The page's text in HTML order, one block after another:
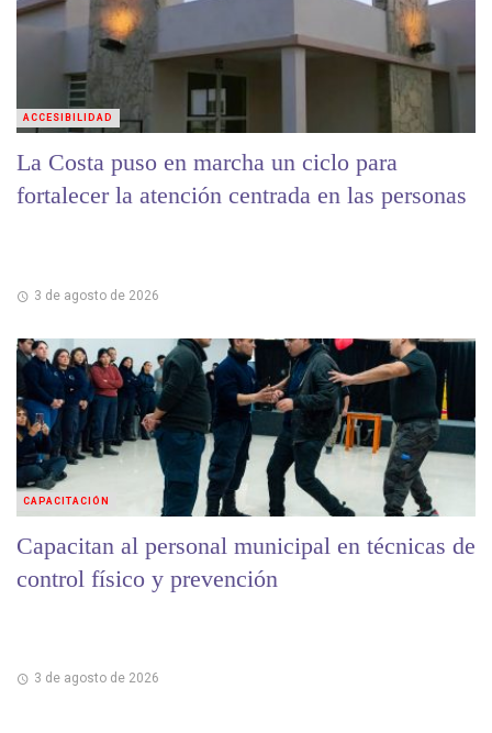
La Costa puso en marcha un ciclo para
fortalecer la atención centrada en las personas
3 de agosto de 2026
ACCESIBILIDAD
Capacitan al personal municipal en técnicas de
control físico y prevención
3 de agosto de 2026
CAPACITACIÓN